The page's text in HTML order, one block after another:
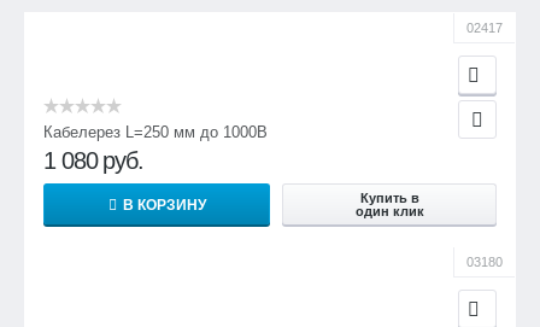
02417
Кабелерез L=250 мм до 1000В
1 080 руб.
В КОРЗИНУ
Купить в
один клик
03180